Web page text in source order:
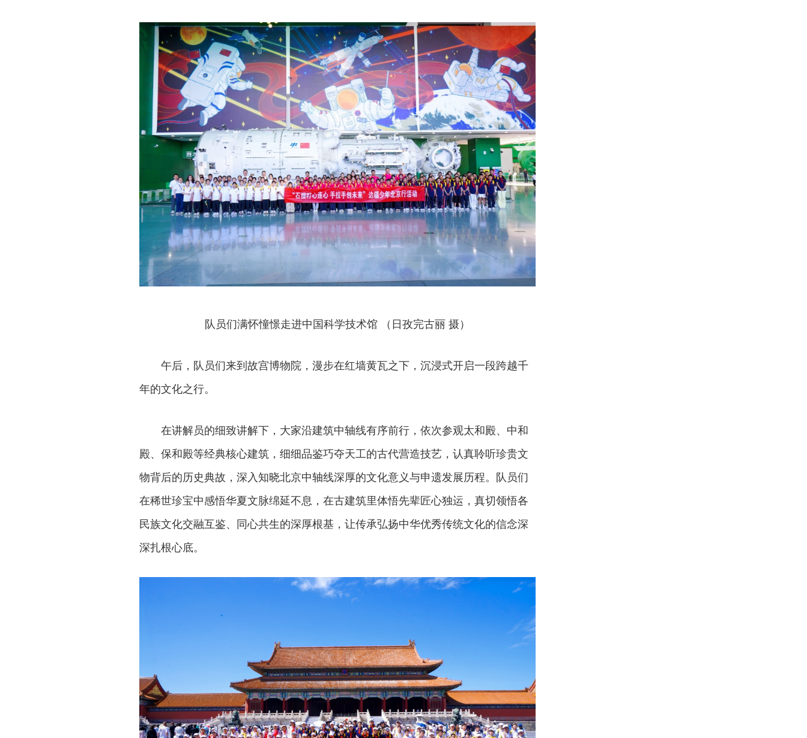
队员们满怀憧憬走进中国科学技术馆 （日孜完古丽 摄）
午后，队员们来到故宫博物院，漫步在红墙黄瓦之下，沉浸式开启一段跨越千
年的文化之行。
在讲解员的细致讲解下，大家沿建筑中轴线有序前行，依次参观太和殿、中和
殿、保和殿等经典核心建筑，细细品鉴巧夺天工的古代营造技艺，认真聆听珍贵文
物背后的历史典故，深入知晓北京中轴线深厚的文化意义与申遗发展历程。队员们
在稀世珍宝中感悟华夏文脉绵延不息，在古建筑里体悟先辈匠心独运，真切领悟各
民族文化交融互鉴、同心共生的深厚根基，让传承弘扬中华优秀传统文化的信念深
深扎根心底。